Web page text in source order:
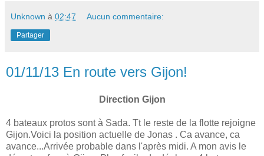
Unknown à 02:47 Aucun commentaire:
Partager
01/11/13 En route vers Gijon!
Direction Gijon
4 bateaux protos sont à Sada. Tt le reste de la flotte rejoigne
Gijon.Voici la position actuelle de Jonas . Ca avance, ca
avance...Arrivée probable dans l'après midi. A mon avis le